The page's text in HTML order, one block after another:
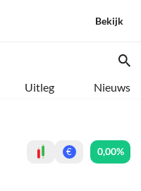
Bekijk
Uitleg Nieuws
€ 0,00%